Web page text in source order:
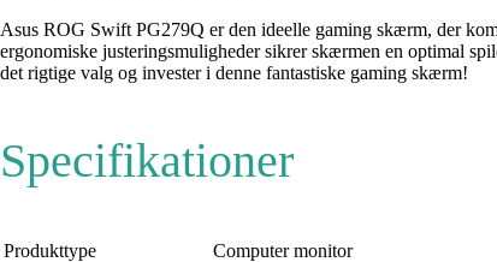
Asus ROG Swift PG279Q er den ideelle gaming skærm, der
ergonomiske justeringsmuligheder sikrer skærmen en optimal
det rigtige valg og invester i denne fantastiske gaming skærm!
Specifikationer
Produkttype
Computer monitor